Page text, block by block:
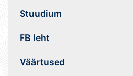
Stuudium
FB leht
Väärtused